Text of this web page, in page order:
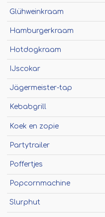
Sinaasappelpers
Suikerspinmachine
Wafelkraam
Winterkraam
Glühweinkraam
Hamburgerkraam
Hotdogkraam
IJscokar
Jägermeister-tap
Kebabgrill
Koek en zopie
Partytrailer
Poffertjes
Popcornmachine
Slurphut